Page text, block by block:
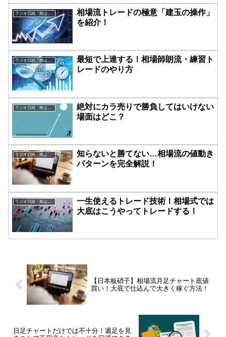
ラジオ日経「株は技術だ！」
相場流トレードの極意「建玉の操作」
を紹介！
ラジオ日経「株は技術だ！」
最短で上達する！相場師朗流・練習ト
レードのやり方
絶対にカラ売りで勝負してはいけない
場面はどこ？
ラジオ日経「株は技術だ！」
知らないと勝てない…相場流の値動き
パターンを完全解説！
ラジオ日経「株は技術だ！」
一生使えるトレード技術！相場式では
大底はこうやってトレードする！
【日本板硝子】相場流月足チャート底値
買い！大底で仕込んで大きく稼ぐ方法！
日足チャートだけでは不十分！週足を見